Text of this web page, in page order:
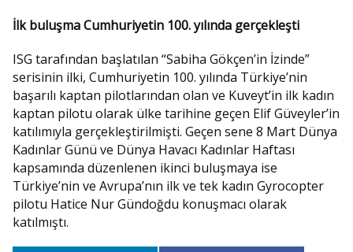
İlk buluşma Cumhuriyetin 100. yılında gerçekleşti
ISG tarafından başlatılan “Sabiha Gökçen’in İzinde”
serisinin ilki, Cumhuriyetin 100. yılında Türkiye’nin
başarılı kaptan pilotlarından olan ve Kuveyt’in ilk kadın
kaptan pilotu olarak ülke tarihine geçen Elif Güveyler’in
katılımıyla gerçekleştirilmişti. Geçen sene 8 Mart Dünya
Kadınlar Günü ve Dünya Havacı Kadınlar Haftası
kapsamında düzenlenen ikinci buluşmaya ise
Türkiye’nin ve Avrupa’nın ilk ve tek kadın Gyrocopter
pilotu Hatice Nur Gündoğdu konuşmacı olarak
katılmıştı.